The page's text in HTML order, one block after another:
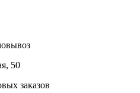
50
заказов